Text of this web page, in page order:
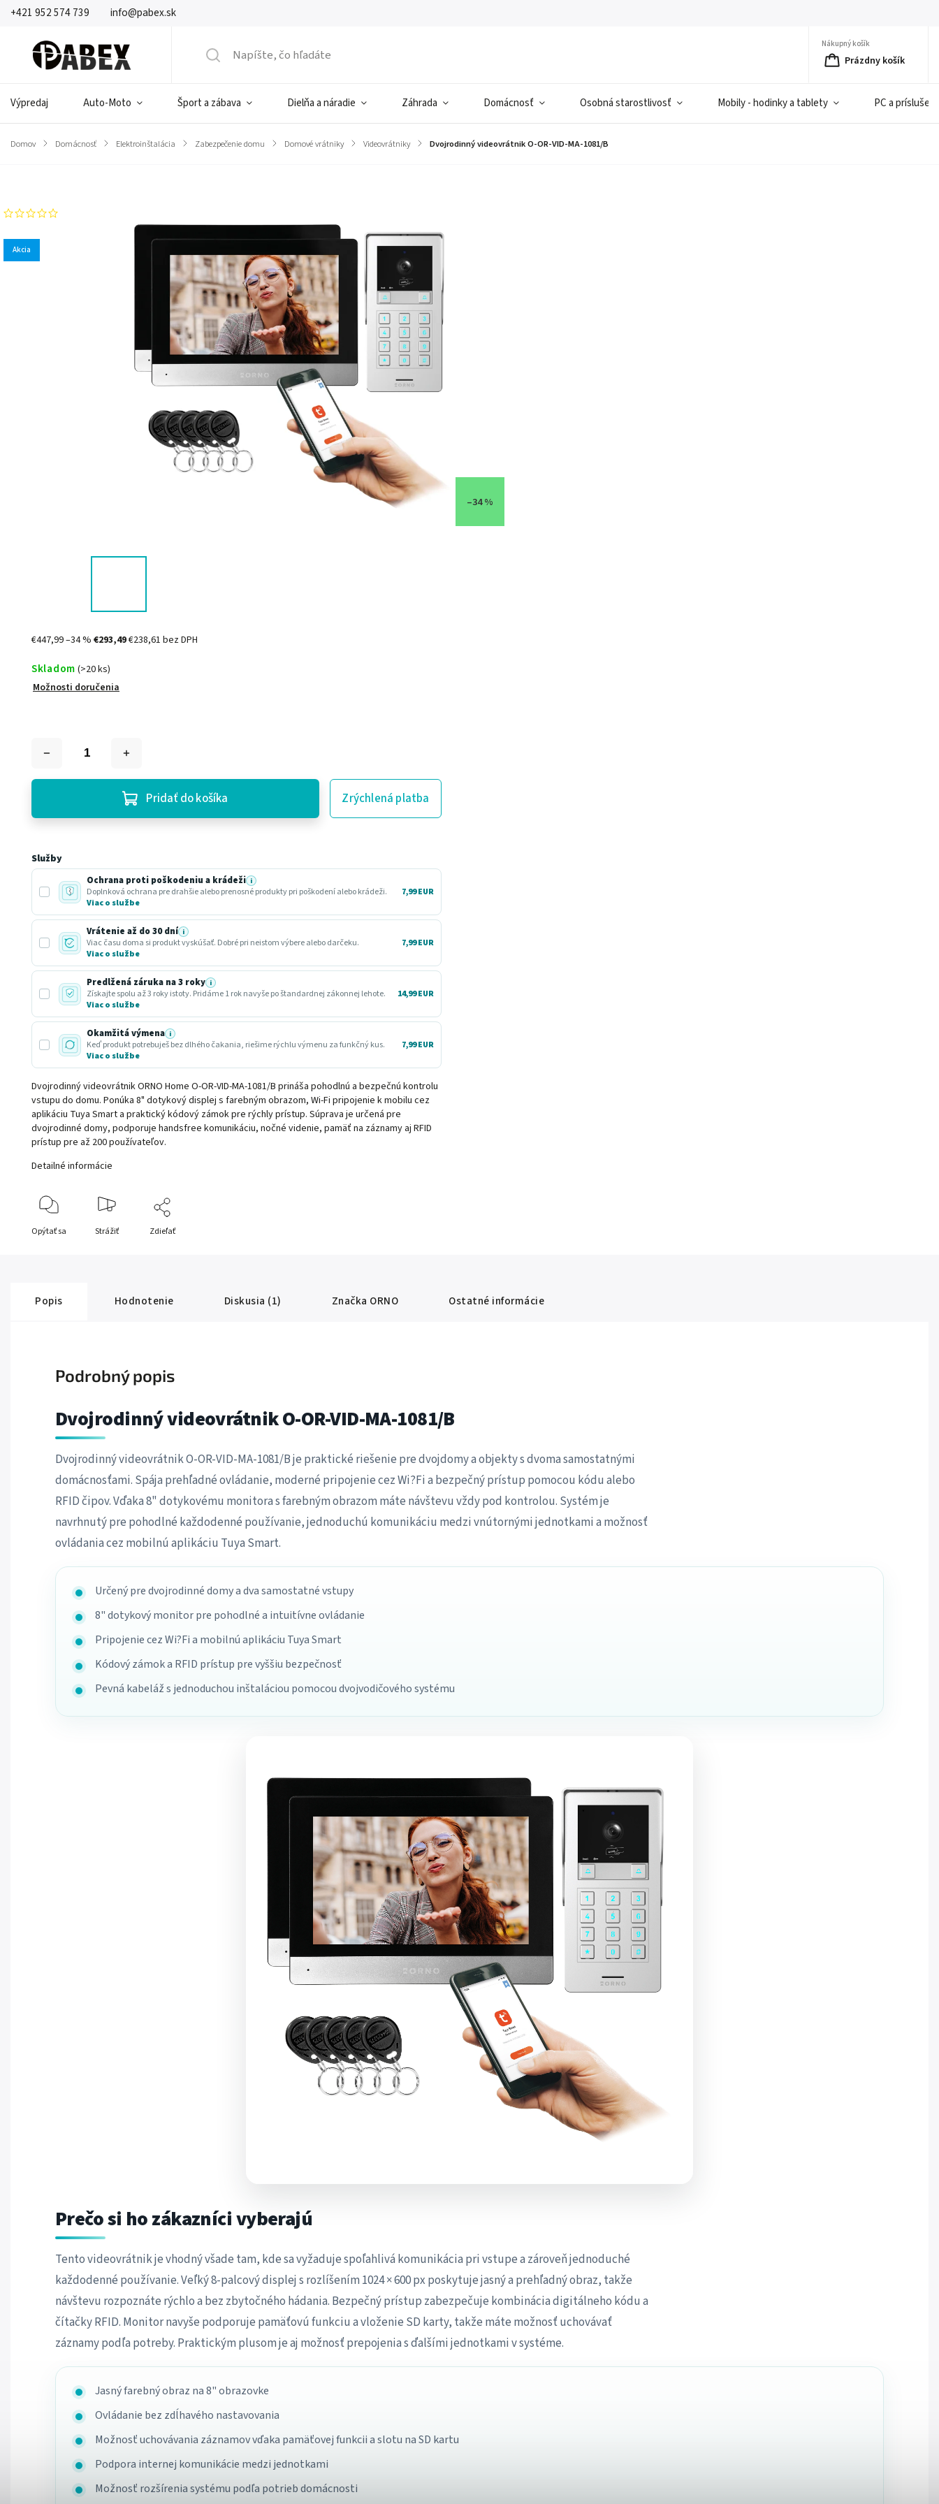
+421 952 574 739 info@pabex.sk
Nákupný košík
Prázdny košík
Výpredaj Auto-Moto Šport a zábava Dielňa a náradie Záhrada Domácnosť Osobná starostlivosť Mobily - hodinky a tablety PC a
Domov / Domácnosť / Elektroinštalácia / Zabezpečenie domu / Domové vrátniky / Videovrátniky / Dvojrodinný videovrátnik O-OR-VID-MA-1081/B
Akcia
–34 %
€447,99–34 %€293,49€238,61 bez DPH
Skladom (>20 ks)
Možnosti doručenia
Pridať do košíka Zrýchlená platba
Služby
Ochrana proti poškodeniu a krádeži i
Doplnková ochrana pre drahšie alebo prenosné produkty pri poškodení alebo krádeži.
Viac o službe
7,99 EUR
Vrátenie až do 30 dní i
Viac času doma si produkt vyskúšať. Dobré pri neistom výbere alebo darčeku.
Viac o službe
7,99 EUR
Predĺžená záruka na 3 roky i
Získajte spolu až 3 roky istoty. Pridáme 1 rok navyše po štandardnej zákonnej lehote.
Viac o službe
14,99 EUR
Okamžitá výmena i
Keď produkt potrebuješ bez dlhého čakania, riešime rýchlu výmenu za funkčný kus.
Viac o službe
7,99 EUR
Dvojrodinný videovrátnik ORNO Home O-OR-VID-MA-1081/B prináša pohodlnú a bezpečnú kontrolu
vstupu do domu. Ponúka 8" dotykový displej s farebným obrazom, Wi-Fi pripojenie k mobilu cez
aplikáciu Tuya Smart a praktický kódový zámok pre rýchly prístup. Súprava je určená pre
dvojrodinné domy, podporuje handsfree komunikáciu, nočné videnie, pamäť na záznamy aj RFID
prístup pre až 200 používateľov.
Detailné informácie
Opýtať sa Strážiť Zdieľať
Popis Hodnotenie Diskusia (1) Značka ORNO Ostatné informácie
Podrobný popis
Dvojrodinný videovrátnik O-OR-VID-MA-1081/B
Dvojrodinný videovrátnik O-OR-VID-MA-1081/B je praktické riešenie pre dvojdomy a objekty s dvoma samostatnými
domácnosťami. Spája prehľadné ovládanie, moderné pripojenie cez Wi?Fi a bezpečný prístup pomocou kódu alebo
RFID čipov. Vďaka 8" dotykovému monitora s farebným obrazom máte návštevu vždy pod kontrolou. Systém je
navrhnutý pre pohodlné každodenné používanie, jednoduchú komunikáciu medzi vnútornými jednotkami a možnosť
ovládania cez mobilnú aplikáciu Tuya Smart.
Určený pre dvojrodinné domy a dva samostatné vstupy
8" dotykový monitor pre pohodlné a intuitívne ovládanie
Pripojenie cez Wi?Fi a mobilnú aplikáciu Tuya Smart
Kódový zámok a RFID prístup pre vyššiu bezpečnosť
Pevná kabeláž s jednoduchou inštaláciou pomocou dvojvodičového systému
Prečo si ho zákazníci vyberajú
Tento videovrátnik je vhodný všade tam, kde sa vyžaduje spoľahlivá komunikácia pri vstupe a zároveň jednoduché
každodenné používanie. Veľký 8-palcový displej s rozlíšením 1024 × 600 px poskytuje jasný a prehľadný obraz, takže
návštevu rozpoznáte rýchlo a bez zbytočného hádania. Bezpečný prístup zabezpečuje kombinácia digitálneho kódu a
čítačky RFID. Monitor navyše podporuje pamäťovú funkciu a vloženie SD karty, takže máte možnosť uchovávať
záznamy podľa potreby. Praktickým plusom je aj možnosť prepojenia s ďalšími jednotkami v systéme.
Jasný farebný obraz na 8" obrazovke
Ovládanie bez zdĺhavého nastavovania
Možnosť uchovávania záznamov vďaka pamäťovej funkcii a slotu na SD kartu
Podpora internej komunikácie medzi jednotkami
Možnosť rozšírenia systému podľa potrieb domácnosti